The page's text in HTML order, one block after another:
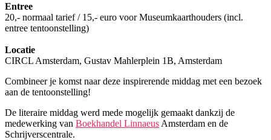
Entree
20,- normaal tarief / 15,- euro voor Museumkaarthouders (incl.
entree tentoonstelling)
Locatie
CIRCL Amsterdam, Gustav Mahlerplein 1B, Amsterdam
Combineer je komst naar deze inspirerende middag met een bezoek
aan de tentoonstelling!
De literaire middag werd mede mogelijk gemaakt dankzij de
medewerking van Boekhandel Linnaeus Amsterdam en de
Schrijverscentrale.